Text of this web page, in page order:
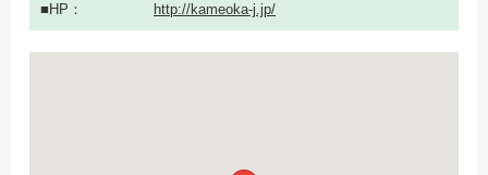
HP http://kameoka-j.jp/